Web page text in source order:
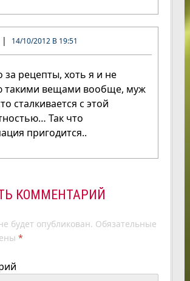
14/10/2012 В 19:51
за рецепты, хоть я и не
такими вещами вообще, муж
сталкивается с этой
Так что
пригодится..
КОММЕНТАРИЙ
будет опубликован. Обязательные
*